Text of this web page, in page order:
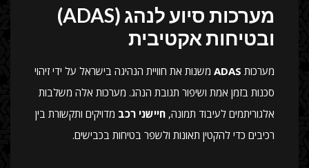
מערכות סיוע לנהג (ADAS)
ובטיחות אקטיבית
מערכות ADAS משנות את חוויית הנהיגה בישראל על ידי זיהוי
סכנות בזמן אמת ושיפור תגובת הנהג. מערכות אלה משלבות
אלגוריתמים לעיבוד תמונה, חיישני רכב מדויקים ותקשורת בין
רכיבים כדי להקטין תאונות ולשפר בטיחות בכבישים.